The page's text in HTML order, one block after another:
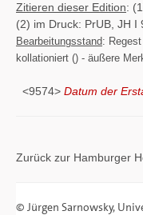
Zitieren dieser Edition:
(2) im Druck: PrUB, JH I
Bearbeitungsstand:
kollationiert () - äußere
<9574> Datum der
Zurück zur Hamburger
© Jürgen Sarnowsky,